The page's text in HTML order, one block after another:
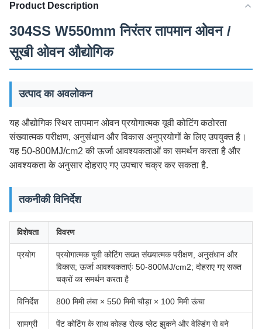
Product Description
304SS W550mm निरंतर तापमान ओवन /
सूखी ओवन औद्योगिक
उत्पाद का अवलोकन
यह औद्योगिक स्थिर तापमान ओवन प्रयोगात्मक यूवी कोटिंग कठोरता
संख्यात्मक परीक्षण, अनुसंधान और विकास अनुप्रयोगों के लिए उपयुक्त है।
यह 50-800MJ/cm2 की ऊर्जा आवश्यकताओं का समर्थन करता है और
आवश्यकता के अनुसार दोहराए गए उपचार चक्र कर सकता है.
तकनीकी विनिर्देश
विशेषता विवरण
प्रयोग
प्रयोगात्मक यूवी कोटिंग सख्त संख्यात्मक परीक्षण, अनुसंधान और
विकास; ऊर्जा आवश्यकताएंः 50-800MJ/cm2; दोहराए गए सख्त
चक्रों का समर्थन करता है
विनिर्देश 800 मिमी लंबा × 550 मिमी चौड़ा × 100 मिमी ऊंचा
सामग्री
पेंट कोटिंग के साथ कोल्ड रोल्ड प्लेट झुकने और वेल्डिंग से बने